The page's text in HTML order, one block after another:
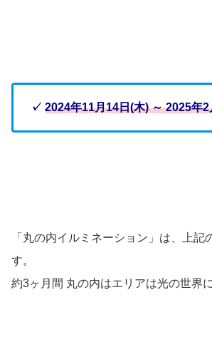
✓ 2024年11月14日(木) ～ 2025年
「丸の内イルミネーション」は、上記
す。
約3ヶ月間 丸の内はエリアは光の世界